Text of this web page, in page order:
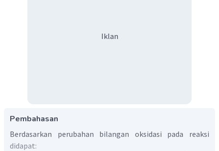
Iklan
Pembahasan
Berdasarkan perubahan bilangan oksidasi pada reaksi
didapat: